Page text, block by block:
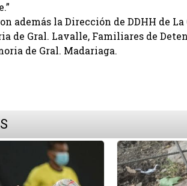
además la Dirección de DDHH de La
de Gral. Lavalle, Familiares de
de Gral. Madariaga.